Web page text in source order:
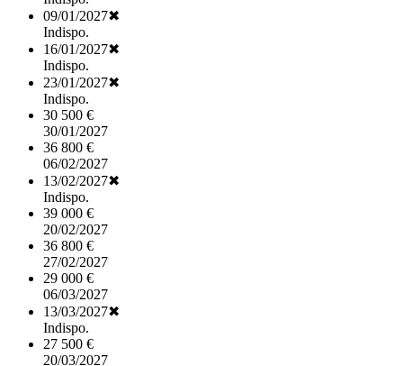
09/01/2027✖
Indispo.
16/01/2027✖
Indispo.
23/01/2027✖
Indispo.
30 500 €
30/01/2027
36 800 €
06/02/2027
13/02/2027✖
Indispo.
39 000 €
20/02/2027
36 800 €
27/02/2027
29 000 €
06/03/2027
13/03/2027✖
Indispo.
27 500 €
20/03/2027